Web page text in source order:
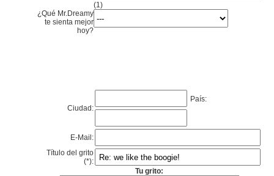
(1)
¿Qué Mr.Dreamy
te sienta mejor
hoy?
Ciudad:
País:
E-Mail:
Título del grito
(*):
Tu grito: